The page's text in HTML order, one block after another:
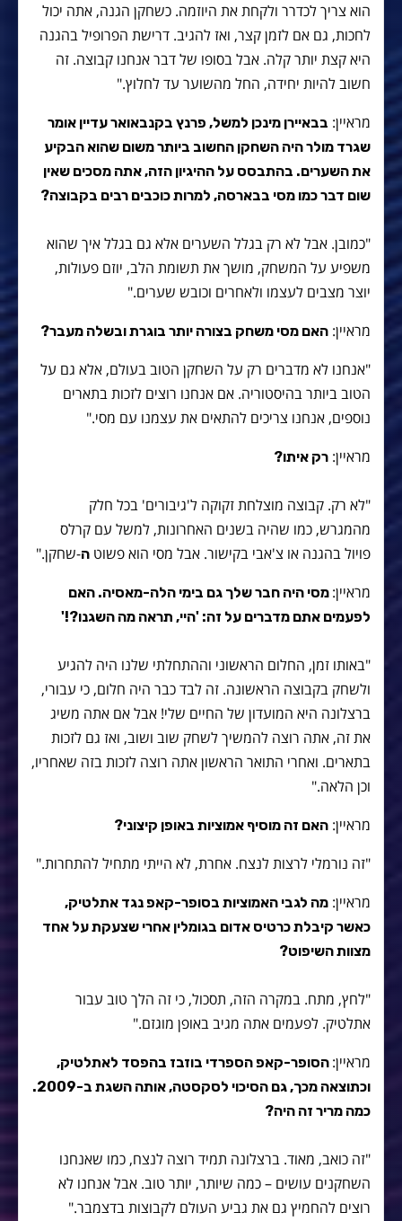
הוא צריך לכדרר ולקחת את היוזמה. כשחקן הגנה, אתה יכול
לחכות, גם אם לזמן קצר, ואז להגיב. דרישת הפרופיל בהגנה
היא קצת יותר קלה. אבל בסופו של דבר אנחנו קבוצה. זה
חשוב להיות יחידה, החל מהשוער עד לחלוץ."
מראיין: בבאיירן מינכן למשל, פרנץ בקנבאואר עדיין אומר
שגרד מולר היה השחקן החשוב ביותר משום שהוא הבקיע
את השערים. בהתבסס על ההיגיון הזה, אתה מסכים שאין
שום דבר כמו מסי בבארסה, למרות כוכבים רבים בקבוצה?
"כמובן. אבל לא רק בגלל השערים אלא גם בגלל איך שהוא
משפיע על המשחק, מושך את תשומת הלב, יוזם פעולות,
יוצר מצבים לעצמו ולאחרים וכובש שערים."
מראיין: האם מסי משחק בצורה יותר בוגרת ובשלה מעבר?
"אנחנו לא מדברים רק על השחקן הטוב בעולם, אלא גם על
הטוב ביותר בהיסטוריה. אם אנחנו רוצים לזכות בתארים
נוספים, אנחנו צריכים להתאים את עצמנו עם מסי."
מראיין: רק איתו?
"לא רק. קבוצה מוצלחת זקוקה ל'גיבורים' בכל חלק
מהמגרש, כמו שהיה בשנים האחרונות, למשל עם קרלס
פויול בהגנה או צ'אבי בקישור. אבל מסי הוא פשוט ה-שחקן."
מראיין: מסי היה חבר שלך גם בימי הלה-מאסיה. האם
לפעמים אתם מדברים על זה: 'היי, תראה מה השגנו?!'
"באותו זמן, החלום הראשוני וההתחלתי שלנו היה להגיע
ולשחק בקבוצה הראשונה. זה לבד כבר היה חלום, כי עבורי,
ברצלונה היא המועדון של החיים שלי! אבל אם אתה משיג
את זה, אתה רוצה להמשיך לשחק שוב ושוב, ואז גם לזכות
בתארים. ואחרי התואר הראשון אתה רוצה לזכות בזה שאחריו,
וכן הלאה."
מראיין: האם זה מוסיף אמוציות באופן קיצוני?
"זה נורמלי לרצות לנצח. אחרת, לא הייתי מתחיל להתחרות."
מראיין: מה לגבי האמוציות בסופר-קאפ נגד אתלטיק,
כאשר קיבלת כרטיס אדום בגומלין אחרי שצעקת על אחד
מצוות השיפוט?
"לחץ, מתח. במקרה הזה, תסכול, כי זה הלך טוב עבור
אתלטיק. לפעמים אתה מגיב באופן מוגזם."
מראיין: הסופר-קאפ הספרדי בוזבז בהפסד לאתלטיק,
וכתוצאה מכך, גם הסיכוי לסקסטה, אותה השגת ב-2009.
כמה מריר זה היה?
"זה כואב, מאוד. ברצלונה תמיד רוצה לנצח, כמו שאנחנו
השחקנים עושים – כמה שיותר, יותר טוב. אבל אנחנו לא
רוצים להחמיץ גם את גביע העולם לקבוצות בדצמבר."